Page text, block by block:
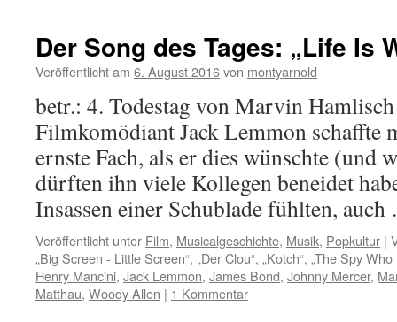
Der Song des Tages: „Life Is
Veröffentlicht am 6. August 2016von montyarnold
betr.: 4. Todestag von Marvin
Filmkomödiant Jack Lemmon schaffte
ernste Fach, als er dies wünschte (und
dürften ihn viele Kollegen beneidet
Insassen einer Schublade fühlten,
Veröffentlicht unter Film, Musicalgeschichte, Musik, Popkultur |
„Big Screen - Little Screen“, „Der Clou“, „Kotch“, „The Spy
Henry Mancini, Jack Lemmon, James Bond, Johnny Mercer,
Matthau, Woody Allen | 1 Kommentar